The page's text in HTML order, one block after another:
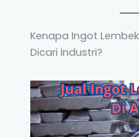
Kenapa Ingot
Dicari Industri?